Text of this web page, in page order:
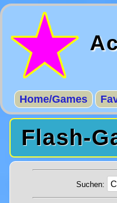
Home/Games
Flash-
Suchen: